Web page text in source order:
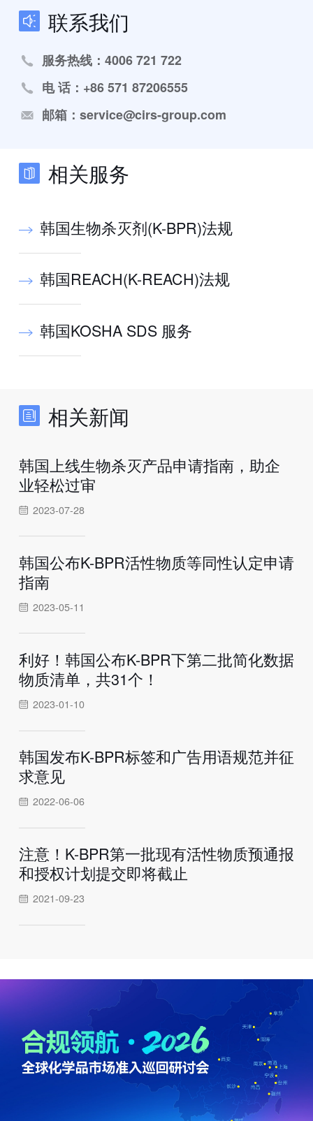
联系我们
服务热线：4006 721 722
电 话：+86 571 87206555
邮箱：service@cirs-group.com
相关服务
韩国生物杀灭剂(K-BPR)法规
韩国REACH(K-REACH)法规
韩国KOSHA SDS 服务
相关新闻
韩国上线生物杀灭产品申请指南，助企
业轻松过审
2023-07-28
韩国公布K-BPR活性物质等同性认定申请
指南
2023-05-11
利好！韩国公布K-BPR下第二批简化数据
物质清单，共31个！
2023-01-10
韩国发布K-BPR标签和广告用语规范并征
求意见
2022-06-06
注意！K-BPR第一批现有活性物质预通报
和授权计划提交即将截止
2021-09-23